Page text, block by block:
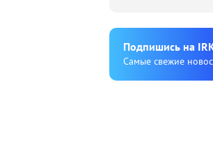
Подпишиcь на
Cамые свежие